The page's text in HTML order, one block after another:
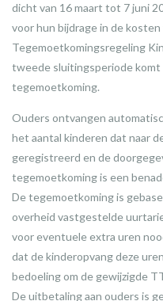
dicht van 16 maart tot 7 juni
voor hun bijdrage in de
Tegemoetkomingsregeling
tweede sluitingsperiode komt
tegemoetkoming.
Ouders ontvangen
het aantal kinderen dat naar
geregistreerd en de
tegemoetkoming is een
De tegemoetkoming is
overheid vastgestelde
voor eventuele extra uren
dat de kinderopvang deze
bedoeling om de gewijzigde
De uitbetaling aan ouders is